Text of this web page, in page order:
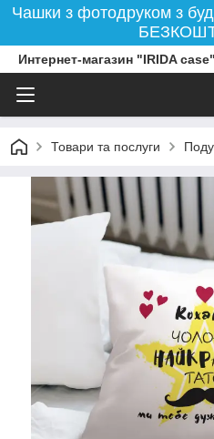
Чашки з фотодруком з
Интернет-магазин "IRIDA case"
Товари та послуги